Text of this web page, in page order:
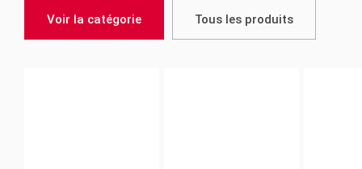
Voir la catégorie Tous les produits